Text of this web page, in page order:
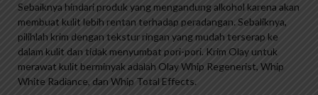
Sebaiknya hindari produk yang mengandung alkohol karena akan
membuat kulit lebih rentan terhadap peradangan. Sebaliknya,
pilihlah krim dengan tekstur ringan yang mudah terserap ke
dalam kulit dan tidak menyumbat pori-pori. Krim Olay untuk
merawat kulit berminyak adalah Olay Whip Regenerist, Whip
White Radiance, dan Whip Total Effects.